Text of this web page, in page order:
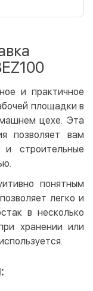
Бесплатно
и практичное
площадки в
цехе. Эта
позволяет вам
строительные
понятным
легко и
в несколько
хранении или